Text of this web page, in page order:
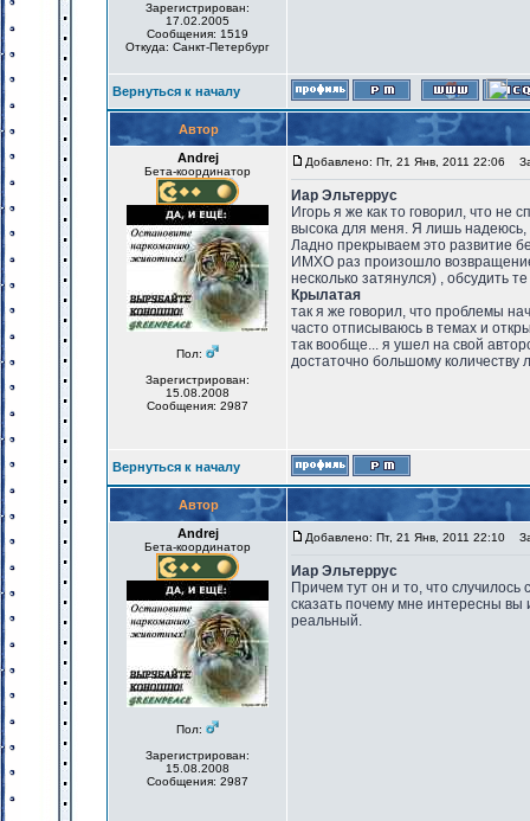
Зарегистрирован:
17.02.2005
Сообщения: 1519
Откуда: Санкт-Петербург
Вернуться к началу
Автор
Andrej
Бета-координатор
Пол:
Зарегистрирован:
15.08.2008
Сообщения: 2987
Добавлено: Пт, 21 Янв, 2011 22:06
Иар Эльтеррус
Игорь я же как то говорил, что не
высока для меня. Я лишь надеюсь,
Ладно прекрываем это развитие
ИМХО раз произошло
несколько затянулся) , обсудить
Крылатая
так я же говорил, что проблемы
часто отписываюсь в темах и
так вообще... я ушел на свой
достаточно большому количеству
Вернуться к началу
Автор
Andrej
Бета-координатор
Пол:
Зарегистрирован:
15.08.2008
Сообщения: 2987
Добавлено: Пт, 21 Янв, 2011 22:10
Иар Эльтеррус
Причем тут он и то, что
сказать почему мне интересны
реальный.